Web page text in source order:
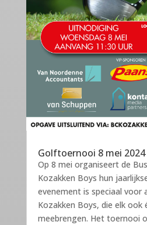
Golftoernooi 8 mei 2024
Op 8 mei organiseert de
Kozakken Boys hun
evenement is speciaal voor
Kozakken Boys, die elk ook
meebrengen. Het toernooi